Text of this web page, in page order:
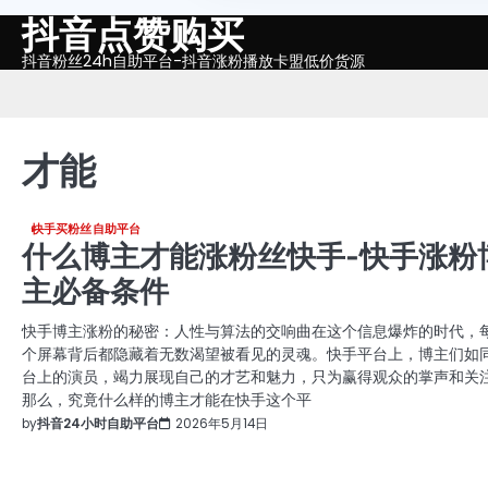
Skip抖音点赞购买
抖音粉丝24h自助平台-抖音涨粉播放卡盟低价货源
才能
快手买粉丝自助平台
什么博主才能涨粉丝快手-快手涨粉
主必备条件
快手博主涨粉的秘密：人性与算法的交响曲在这个信息爆炸的时代，
个屏幕背后都隐藏着无数渴望被看见的灵魂。快手平台上，博主们如
台上的演员，竭力展现自己的才艺和魅力，只为赢得观众的掌声和关
那么，究竟什么样的博主才能在快手这个平
by抖音24小时自助平台 2026年5月14日